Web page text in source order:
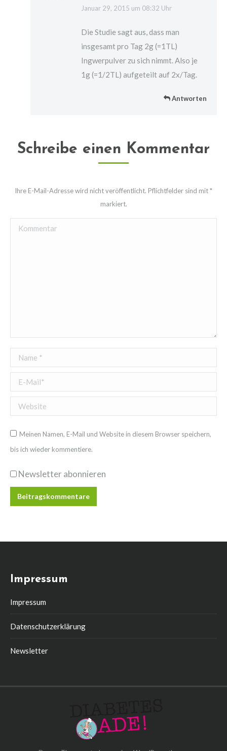
Januar 29, 2015 um 08:32 Uhr
Die Studie sagt aus, dass man
insgesamt pro Tag 2g (=1TL)
Ingwerpulver zu sich nimmt. Also je
1g (=1/2TL) aufgeteilt auf 2x/Tag.
Antworten
Schreibe einen Kommentar
Ihre E-Mail-Adresse wird nicht veröffentlicht. Pflichtfelder sind mit*
markiert.
Kommentar
Name *
E-Mail *
Website
Meinen Namen, E-Mail und Website in diesem Browser speichern,
bis ich wieder kommentiere.
Newsletter abonnieren
Beitragskommentare
Impressum
Impressum
Datenschutzerklärung
Newsletter